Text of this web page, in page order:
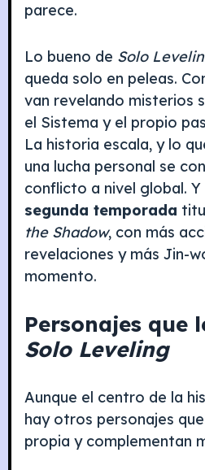
parece.
Lo bueno de Solo
queda solo en peleas.
van revelando misterios
el Sistema y el propio
La historia escala, y lo
una lucha personal se
conflicto a nivel global. Y
segunda temporada
the Shadow, con más
revelaciones y más Jin-
momento.
Personajes que
Solo Leveling
Aunque el centro de la
hay otros personajes
propia y complementan